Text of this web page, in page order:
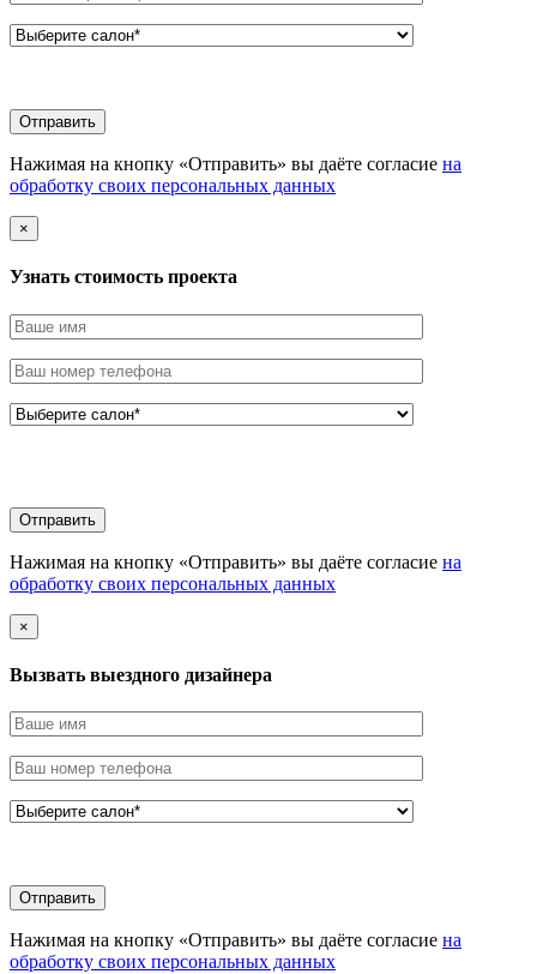
Нажимая на кнопку «Отправить» вы даёте согласие на
обработку своих персональных данных
×
Узнать стоимоcть проекта
Нажимая на кнопку «Отправить» вы даёте согласие на
обработку своих персональных данных
×
Вызвать выездного дизайнера
Нажимая на кнопку «Отправить» вы даёте согласие на
обработку своих персональных данных